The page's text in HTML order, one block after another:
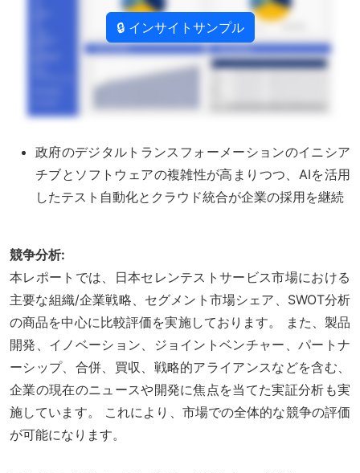
🔒 インサイトサンプル
政府のデジタルトランスフォーメーションのイニシア
チブとソフトウェアの複雑性が高まりつつ、AIを活用
したテスト自動化とクラウド統合が企業の採用を継続
競争分析:
本レポートでは、日本セレンテストサービス市場における
主要な組織/企業戦略、セグメント市場シェア、SWOT分析
の商品を中心に比較評価を実施しております。 また、製品
開発、イノベーション、ジョイントベンチャー、パートナ
ーシップ、合併、買収、戦略的アライアンスなどを含む、
企業の現在のニュースや開発に焦点を当てた実証分析も実
施しています。 これにより、市場での全体的な競争の評価
が可能になります。